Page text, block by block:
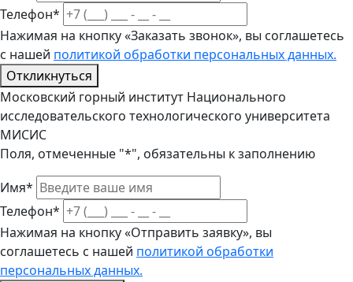
Телефон*
Нажимая на кнопку «Заказать звонок», вы соглашетесь
с нашей политикой обработки персональных данных.
Откликнуться
Московский горный институт Национального
исследовательского технологического университета
МИСИС
Поля, отмеченные "*", обязательны к заполнению
Имя*
Телефон*
Нажимая на кнопку «Отправить заявку», вы
соглашетесь с нашей политикой обработки
персональных данных.